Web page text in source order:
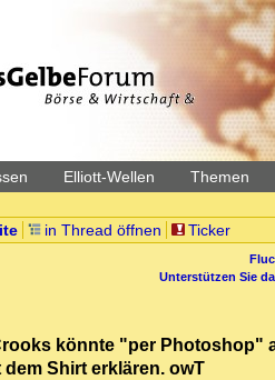
Elliott-Wellen Themen
in Thread öffnen Ticker
Unterstützen Sie
könnte "per Photoshop"
Shirt erklären. owT